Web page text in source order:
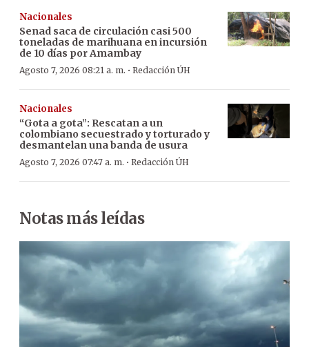
Nacionales
Senad saca de circulación casi 500
toneladas de marihuana en incursión
de 10 días por Amambay
Agosto 7, 2026 08:21 a. m. · Redacción ÚH
Nacionales
“Gota a gota”: Rescatan a un
colombiano secuestrado y torturado y
desmantelan una banda de usura
Agosto 7, 2026 07:47 a. m. · Redacción ÚH
Notas más leídas